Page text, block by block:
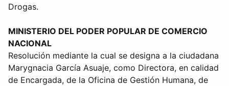
Drogas.
MINISTERIO DEL PODER POPULAR DE COMERCIO
NACIONAL
Resolución mediante la cual se designa a la ciudadana
Marygnacia García Asuaje, como Directora, en calidad
de Encargada, de la Oficina de Gestión Humana, de